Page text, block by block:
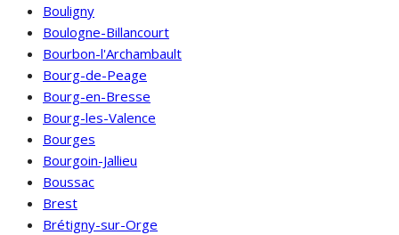
Bouligny
Boulogne-Billancourt
Bourbon-l'Archambault
Bourg-de-Peage
Bourg-en-Bresse
Bourg-les-Valence
Bourges
Bourgoin-Jallieu
Boussac
Brest
Brétigny-sur-Orge